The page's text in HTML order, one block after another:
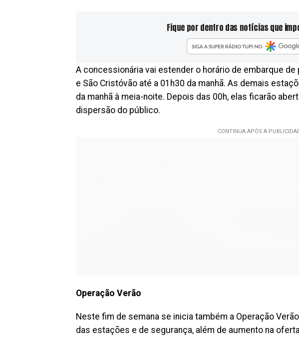
Fique por dentro das notícias que
A concessionária vai estender o horário de embarque
e São Cristóvão até a 01h30 da manhã. As demais
da manhã à meia-noite. Depois das 00h, elas ficarão
dispersão do público.
Operação Verão
Neste fim de semana se inicia também a Operação
das estações e de segurança, além de aumento na